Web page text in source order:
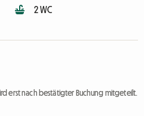
2 WC
erst nach bestätigter Buchung mitgeteilt.